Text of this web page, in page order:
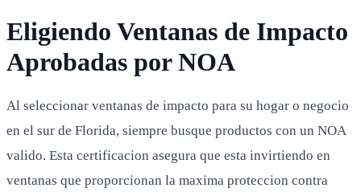
Eligiendo Ventanas de Impacto
Aprobadas por NOA
Al seleccionar ventanas de impacto para su hogar o negocio
en el sur de Florida, siempre busque productos con un NOA
valido. Esta certificacion asegura que esta invirtiendo en
ventanas que proporcionan la maxima proteccion contra